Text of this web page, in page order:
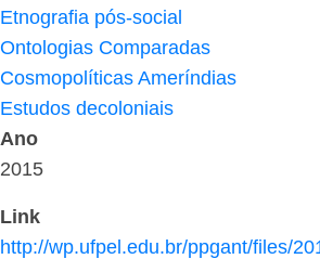
Etnografia pós-social
Ontologias Comparadas
Cosmopolíticas Ameríndias
Estudos decoloniais
Ano
2015
Link
http://wp.ufpel.edu.br/ppgant/files/